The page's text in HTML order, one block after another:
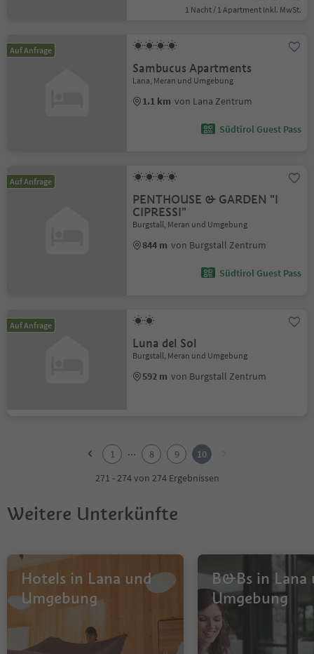
1 Nacht / 1 Apartment Inkl. MwSt.
Auf Anfrage
Sambucus Apartments
Lana, Meran und Umgebung
1.1 km von Lana Zentrum
Südtirol Guest Pass
Auf Anfrage
PENTHOUSE & GARDEN "I
CIPRESSI"
Burgstall, Meran und Umgebung
844 m von Burgstall Zentrum
Südtirol Guest Pass
Auf Anfrage
Luna del Sol
Burgstall, Meran und Umgebung
592 m von Burgstall Zentrum
7
10
1 ... 8 9
10
271 - 274 von 274 Ergebnissen
Weitere Unterkünfte
Hotels in Lana und
Umgebung
B&Bs in Lana
Umgebung